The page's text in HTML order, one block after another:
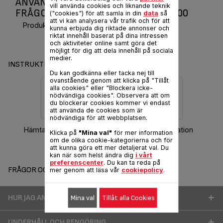
FRÅGOR PROGRAM 8 POWER JEAN 300
Produktkod :FV9330E0
INSTRUKTIONER & GARANTI
Hämta bruksanvisning Garantiinformation
FRÅGOR OCH SVAR
HUR JAG ANVÄNDER MIN PRODUKT BÄTTRE
vill använda cookies och liknande teknik
("cookies") för att samla in din data så
att vi kan analysera vår trafik och för att
kunna erbjuda dig riktade annonser och
riktat innehåll baserat på dina intressen
och aktiviteter online samt göra det
möjligt för dig att dela innehåll på sociala
medier.
Du kan godkänna eller tacka nej till
ovanstående genom att klicka på "Tillåt
alla cookies" eller "Blockera icke-
nödvändiga cookies". Observera att om
du blockerar cookies kommer vi endast
att använda de cookies som är
nödvändiga för att webbplatsen.
Klicka på "Mina val" för mer information
om de olika cookie-kategorierna och för
att kunna göra ett mer detaljerat val. Du
kan när som helst ändra dig i vårt
preferenscenter. Du kan ta reda på
mer genom att läsa vår cookiepolicy.
Mina val Tillåt alla Cookies